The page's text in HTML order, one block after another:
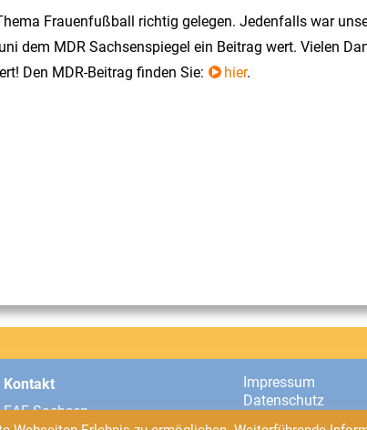
Frauenfußball richtig gelegen. Jedenfalls war
dem MDR Sachsenspiegel ein Beitrag wert. Vielen
Den MDR-Beitrag finden Sie:
hier.
Kontakt
EAF Sachsen
Impressum
Datenschutz